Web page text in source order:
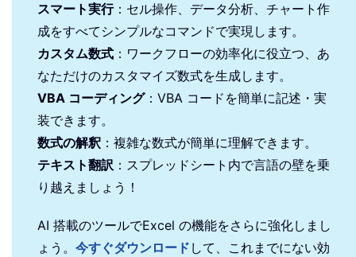
スマート実行：セル操作、データ分析、チャート作
成をすべてシンプルなコマンドで実現します。
カスタム数式 ：ワークフローの効率化に役立つ、あ
なただけのカスタマイズ数式を生成します。
VBA コーディング：VBA コードを簡単に記述・実
装できます。
数式の解釈 ：複雑な数式が簡単に理解できます。
テキスト翻訳 ：スプレッドシート内で言語の壁を乗
り越えましょう！
AI 搭載のツールでExcel の機能をさらに強化しまし
ょう。 今すぐダウンロード して、これまでにない効